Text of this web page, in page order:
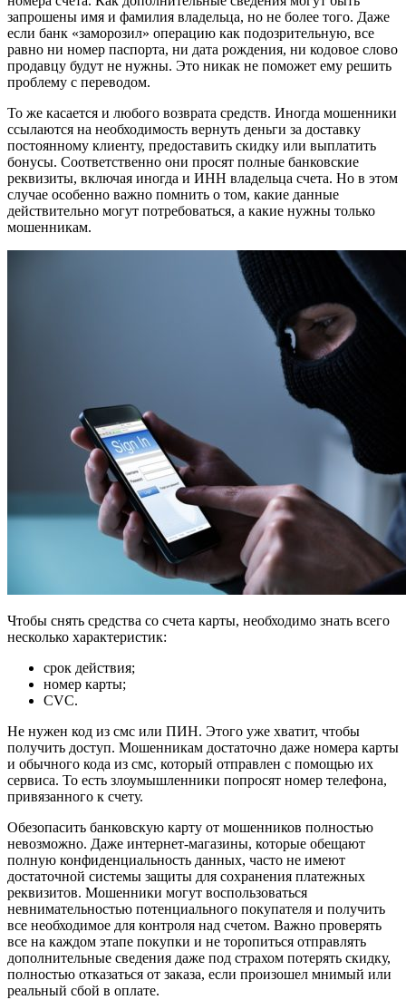
запрошены имя и фамилия владельца, но не более того. Даже
если банк «заморозил» операцию как подозрительную, все
равно ни номер паспорта, ни дата рождения, ни кодовое слово
продавцу будут не нужны. Это никак не поможет ему решить
проблему с переводом.
То же касается и любого возврата средств. Иногда мошенники
ссылаются на необходимость вернуть деньги за доставку
постоянному клиенту, предоставить скидку или выплатить
бонусы. Соответственно они просят полные банковские
реквизиты, включая иногда и ИНН владельца счета. Но в этом
случае особенно важно помнить о том, какие данные
действительно могут потребоваться, а какие нужны только
мошенникам.
Чтобы снять средства со счета карты, необходимо знать всего
несколько характеристик:
срок действия;
номер карты;
CVC.
Не нужен код из смс или ПИН. Этого уже хватит, чтобы
получить доступ. Мошенникам достаточно даже номера карты
и обычного кода из смс, который отправлен с помощью их
сервиса. То есть злоумышленники попросят номер телефона,
привязанного к счету.
Обезопасить банковскую карту от мошенников полностью
невозможно. Даже интернет-магазины, которые обещают
полную конфиденциальность данных, часто не имеют
достаточной системы защиты для сохранения платежных
реквизитов. Мошенники могут воспользоваться
невнимательностью потенциального покупателя и получить
все необходимое для контроля над счетом. Важно проверять
все на каждом этапе покупки и не торопиться отправлять
дополнительные сведения даже под страхом потерять скидку,
полностью отказаться от заказа, если произошел мнимый или
реальный сбой в оплате.